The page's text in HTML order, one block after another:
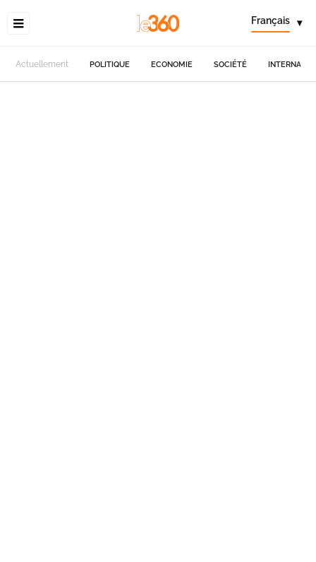
Français ▾
Actuellement POLITIQUE ECONOMIE SOCIÉTÉ